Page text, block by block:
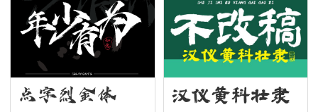
点字烈金体
汉仪黄科壮隶